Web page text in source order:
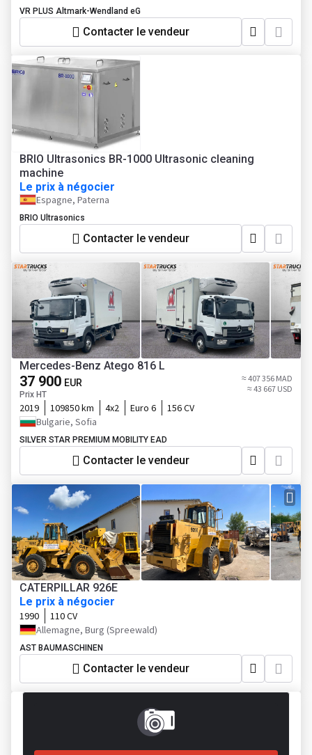
VR PLUS Altmark-Wendland eG
Contacter le vendeur
BRIO Ultrasonics BR-1000 Ultrasonic cleaning
machine
Le prix à négocier
Espagne, Paterna
BRIO Ultrasonics
Contacter le vendeur
Mercedes-Benz Atego 816 L
37 900 EUR
Prix HT
≈ 407 356 MAD
≈ 43 667 USD
2019 109850 km 4x2 Euro 6
156 CV
Bulgarie, Sofia
SILVER STAR PREMIUM MOBILITY EAD
Contacter le vendeur
CATERPILLAR 926E
Le prix à négocier
1990
110 CV
Allemagne, Burg (Spreewald)
AST BAUMASCHINEN
Contacter le vendeur